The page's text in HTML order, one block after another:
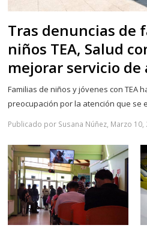
Tras denuncias de
niños TEA, Salud
mejorar servicio de
Familias de niños y jóvenes con TEA
preocupación por la atención que se
Publicado por Susana Núñez, Marzo 10,